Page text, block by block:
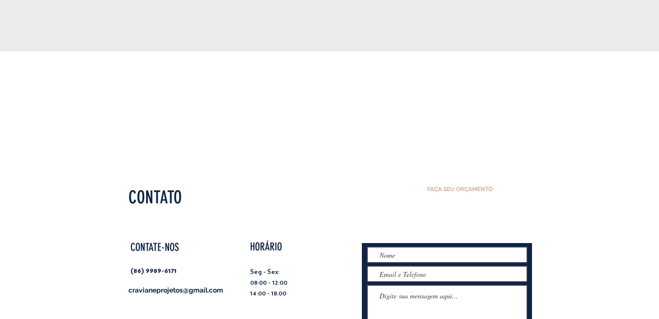
CONTATO
CONTATE-NOS
(86) 9989-6171
cravianeprojetos@gmail.com
HORÁRIO
Seg - Sex:
08:00 - 12:00
14:00 - 18:00
FAÇA SEU ORÇAMENTO